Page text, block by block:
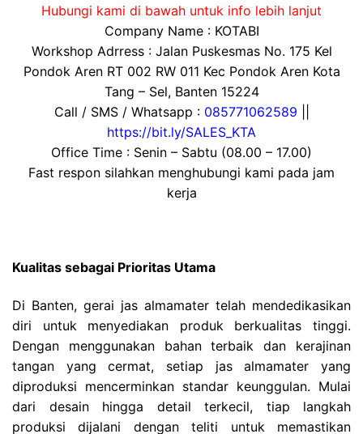
Hubungi kami di bawah untuk info lebih lanjut
Company Name : KOTABI
Workshop Adrress : Jalan Puskesmas No. 175 Kel
Pondok Aren RT 002 RW 011 Kec Pondok Aren Kota
Tang – Sel, Banten 15224
Call / SMS / Whatsapp : 085771062589
https://bit.ly/SALES_KTA
Office Time : Senin – Sabtu (08.00 – 17.00)
Fast respon silahkan menghubungi kami pada jam
kerja
Kualitas sebagai Prioritas Utama
Di Banten, gerai jas almamater telah mendedikasikan
diri untuk menyediakan produk berkualitas tinggi.
Dengan menggunakan bahan terbaik dan kerajinan
tangan yang cermat, setiap jas almamater yang
diproduksi mencerminkan standar keunggulan. Mulai
dari desain hingga detail terkecil, tiap langkah
produksi dijalani dengan teliti untuk memastikan